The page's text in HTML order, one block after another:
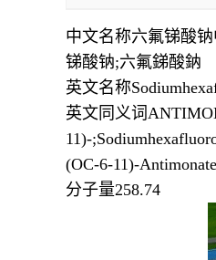
中文名称六氟锑酸
锑酸钠;六氟銻酸鈉
英文名称
英文同义词
11)-
(OC-6-11)-
分子量258.74